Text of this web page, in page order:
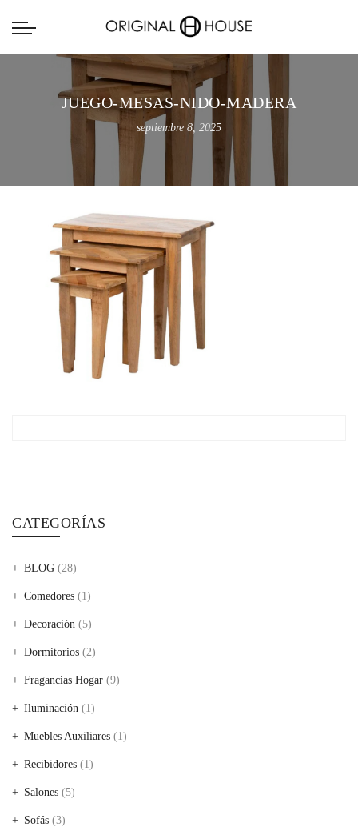
JUEGO-MESAS-NIDO-MADERA
septiembre 8, 2025
CATEGORÍAS
BLOG (28)
Comedores (1)
Decoración (5)
Dormitorios (2)
Fragancias Hogar (9)
Iluminación (1)
Muebles Auxiliares (1)
Recibidores (1)
Salones (5)
Sofás (3)